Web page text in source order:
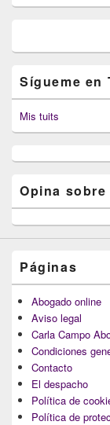
Sígueme en
Mis tuits
Opina sobre
Páginas
Abogado online
Aviso legal
Carla Campo
Condiciones
Contacto
El despacho
Política de
Política de